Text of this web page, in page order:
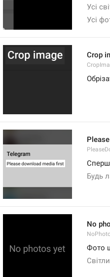
Усі
Усі
Crop
Будь
No
Фото